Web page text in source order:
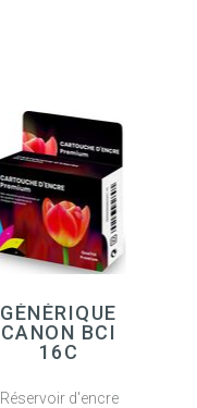
GÉNÉRIQUE
CANON BCI
16C
Réservoir d'encre